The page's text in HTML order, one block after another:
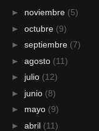
► noviembre (5)
► octubre (9)
► septiembre (7)
► agosto (11)
► julio (12)
► junio (8)
► mayo (9)
► abril (11)